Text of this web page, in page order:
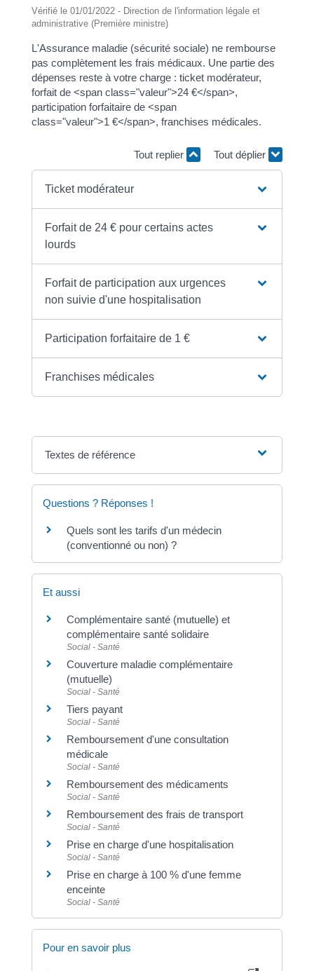
Vérifié le 01/01/2022 - Direction de l'information légale et
administrative (Première ministre)
L'Assurance maladie (sécurité sociale) ne rembourse
pas complètement les frais médicaux. Une partie des
dépenses reste à votre charge : ticket modérateur,
forfait de <span class="valeur">24 €</span>,
participation forfaitaire de <span
class="valeur">1 €</span>, franchises médicales.
Tout replier Tout déplier
Ticket modérateur
Forfait de 24 € pour certains actes
lourds
Forfait de participation aux urgences
non suivie d'une hospitalisation
Participation forfaitaire de 1 €
Franchises médicales
Textes de référence
Questions ? Réponses !
Quels sont les tarifs d'un médecin
(conventionné ou non) ?
Et aussi
Complémentaire santé (mutuelle) et
complémentaire santé solidaire
Social - Santé
Couverture maladie complémentaire
(mutuelle)
Social - Santé
Tiers payant
Social - Santé
Remboursement d'une consultation
médicale
Social - Santé
Remboursement des médicaments
Social - Santé
Remboursement des frais de transport
Social - Santé
Prise en charge d'une hospitalisation
Social - Santé
Prise en charge à 100 % d'une femme
enceinte
Social - Santé
Pour en savoir plus